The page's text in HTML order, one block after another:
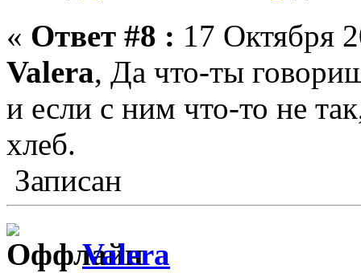
« Ответ #8 : 17 Октября
Valera, Да что-ты
и если с ним что-то не
хлеб.
Записан
Valera